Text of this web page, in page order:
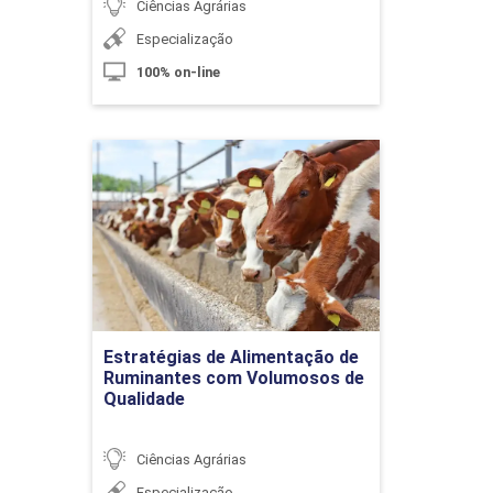
Principais Exportações
do Agronegócio
10h
Normas da Certificação no
Agronegócio
Ciências Agrárias
Especialização
100% on-line
Estratégias de Alimentação de
Ruminantes com Volumosos de
Qualidade
Ciências Agrárias
Estratégias de Alimentação
de Ruminantes com
Volumosos de Qualidade
Detalhes do curso